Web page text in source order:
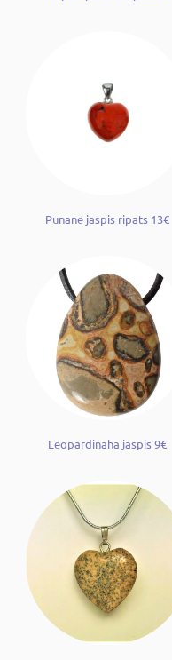
Punane jaspis ripats 13€
Leopardinaha jaspis 9€